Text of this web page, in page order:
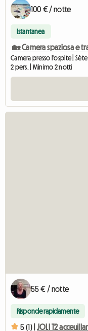
100 € / notte
Istantanea
🏡 Camera spaziosa e
Camera presso l'ospite |
2 pers. | Minimo 2 notti
55 € / notte
Risponde rapidamente
5 (1) | JOLI T2